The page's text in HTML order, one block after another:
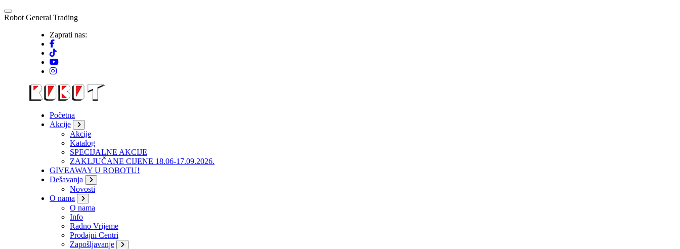
Skip
to
Robot General Trading
Zaprati nas:
Početna
Akcije
Akcije
Katalog
SPECIJALNE AKCIJE
ZAKLJUČANE CIJENE 18.06-17.09.2026.
GIVEAWAY U ROBOTU!
Dešavanja
Novosti
O nama
O nama
Info
Radno Vrijeme
Prodajni Centri
Zapošljavanje